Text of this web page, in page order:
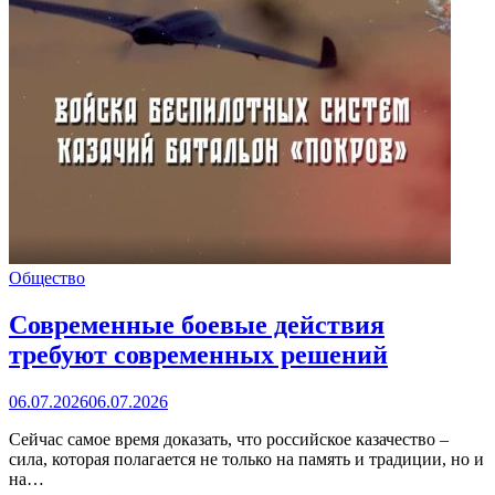
Общество
Современные боевые действия
требуют современных решений
06.07.202606.07.2026
Сейчас самое время доказать, что российское казачество –
сила, которая полагается не только на память и традиции, но и
на…